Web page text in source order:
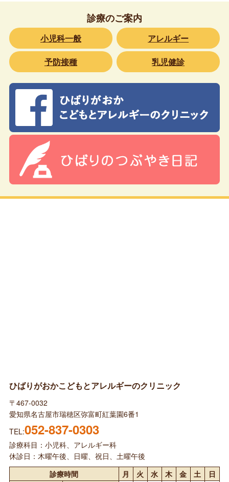
診療のご案内
小児科一般
アレルギー
予防接種
乳児健診
ひばりがおかこどもとアレルギーのクリニック
〒467-0032
愛知県名古屋市瑞穂区弥富町紅葉園6番1
TEL:052-837-0303
診療科目：小児科、アレルギー科
休診日：木曜午後、日曜、祝日、土曜午後
診療時間
月 火 水 木 金 土
日